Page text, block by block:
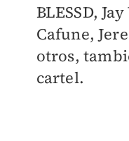
BLESSD,
Cafune,
otros,
cartel.